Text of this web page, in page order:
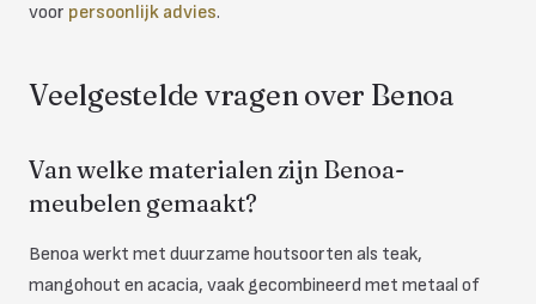
voor persoonlijk advies.
Veelgestelde vragen over Benoa
Van welke materialen zijn Benoa-
meubelen gemaakt?
Benoa werkt met duurzame houtsoorten als teak,
mangohout en acacia, vaak gecombineerd met metaal of